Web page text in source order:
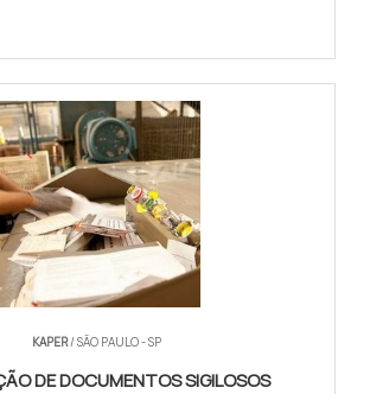
KAPER/ SÃO PAULO - SP
DE DOCUMENTOS SIGILOSOS